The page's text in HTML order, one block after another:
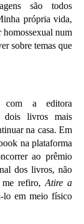
são todos
própria vida,
homossexual num
sobre temas que
com a editora
dois livros mais
na casa. Em
na plataforma
ao prêmio
dos livros, não
refiro, Atire a
lo em meio físico